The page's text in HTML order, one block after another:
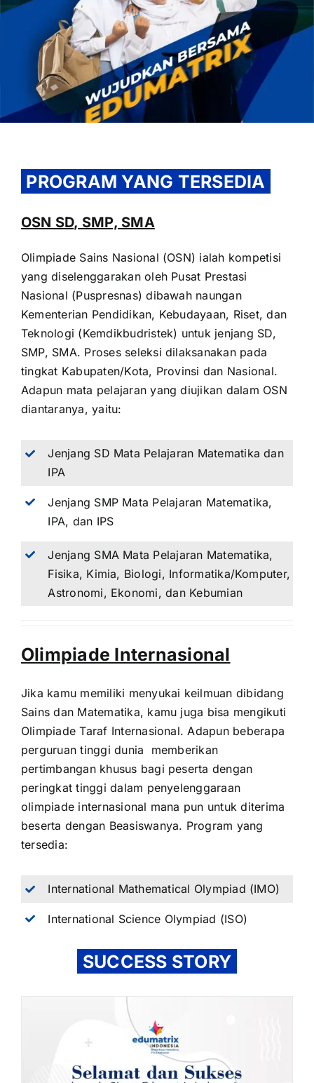
OUR PROGRAM
REGISTRATION
CONTACT US
PROGRAM YANG TERSEDIA
OSN SD, SMP, SMA
Olimpiade Sains Nasional (OSN) ialah kompetisi
yang diselenggarakan oleh Pusat Prestasi
Nasional (Puspresnas) dibawah naungan
Kementerian Pendidikan, Kebudayaan, Riset, dan
Teknologi (Kemdikbudristek) untuk jenjang SD,
SMP, SMA. Proses seleksi dilaksanakan pada
tingkat Kabupaten/Kota, Provinsi dan Nasional.
Adapun mata pelajaran yang diujikan dalam OSN
diantaranya, yaitu:
Jenjang SD Mata Pelajaran Matematika dan
IPA
Jenjang SMP Mata Pelajaran Matematika,
IPA, dan IPS
Jenjang SMA Mata Pelajaran Matematika,
Fisika, Kimia, Biologi, Informatika/Komputer,
Astronomi, Ekonomi, dan Kebumian
Olimpiade Internasional
Jika kamu memiliki menyukai keilmuan dibidang
Sains dan Matematika, kamu juga bisa mengikuti
Olimpiade Taraf Internasional. Adapun beberapa
perguruan tinggi dunia memberikan
pertimbangan khusus bagi peserta dengan
peringkat tinggi dalam penyelenggaraan
olimpiade internasional mana pun untuk diterima
beserta dengan Beasiswanya. Program yang
tersedia:
International Mathematical Olympiad (IMO)
International Science Olympiad (ISO)
SUCCESS STORY